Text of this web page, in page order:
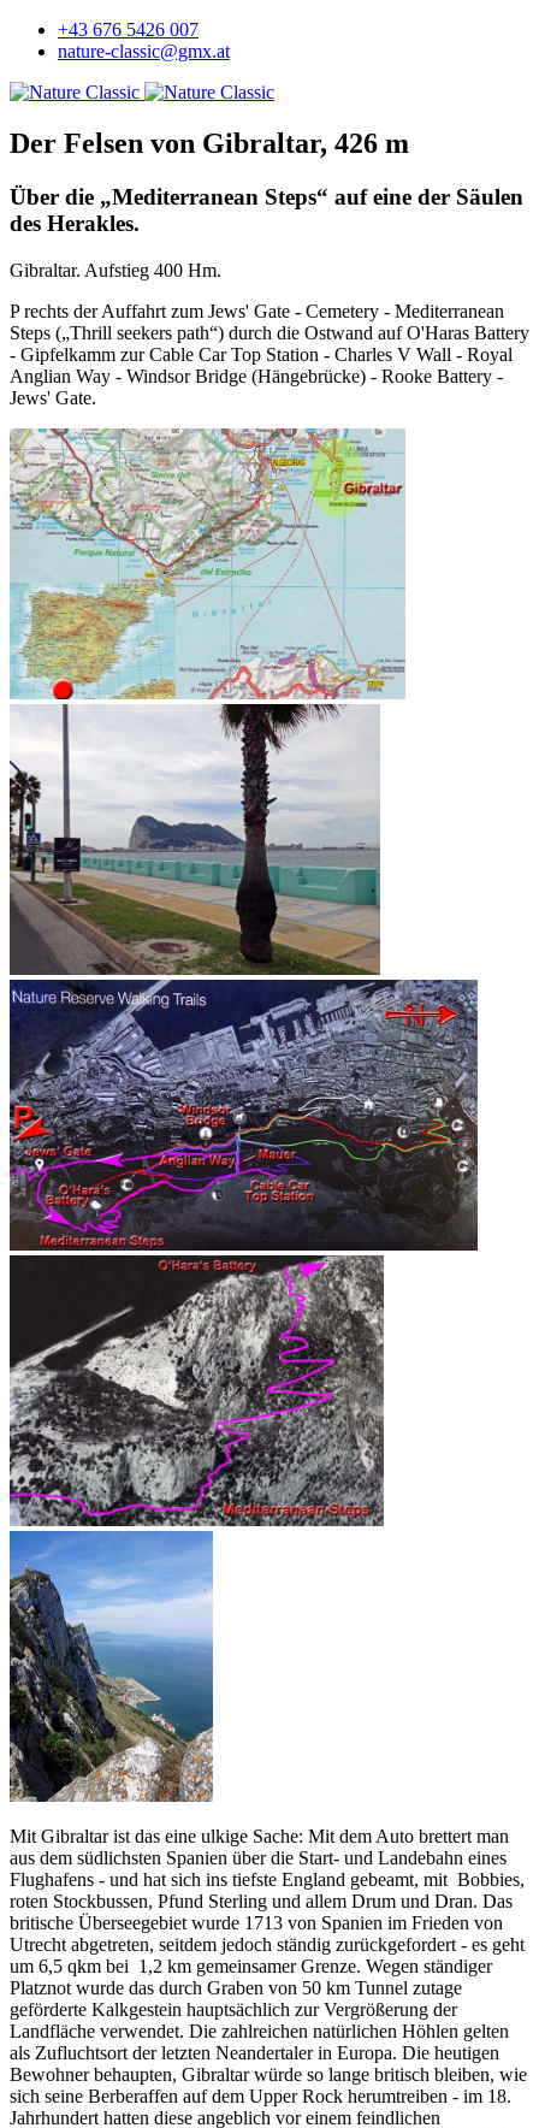
+43 676 5426 007
nature-classic@gmx.at
Der Felsen von Gibraltar, 426 m
Über die „Mediterranean Steps“ auf eine der Säulen
des Herakles.
Gibraltar. Aufstieg 400 Hm.
P rechts der Auffahrt zum Jews' Gate - Cemetery - Mediterranean
Steps („Thrill seekers path“) durch die Ostwand auf O'Haras Battery
- Gipfelkamm zur Cable Car Top Station - Charles V Wall - Royal
Anglian Way - Windsor Bridge (Hängebrücke) - Rooke Battery -
Jews' Gate.
Mit Gibraltar ist das eine ulkige Sache: Mit dem Auto brettert man
aus dem südlichsten Spanien über die Start- und Landebahn eines
Flughafens - und hat sich ins tiefste England gebeamt, mit Bobbies,
roten Stockbussen, Pfund Sterling und allem Drum und Dran. Das
britische Überseegebiet wurde 1713 von Spanien im Frieden von
Utrecht abgetreten, seitdem jedoch ständig zurückgefordert - es geht
um 6,5 qkm bei 1,2 km gemeinsamer Grenze. Wegen ständiger
Platznot wurde das durch Graben von 50 km Tunnel zutage
geförderte Kalkgestein hauptsächlich zur Vergrößerung der
Landfläche verwendet. Die zahlreichen natürlichen Höhlen gelten
als Zufluchtsort der letzten Neandertaler in Europa. Die heutigen
Bewohner behaupten, Gibraltar würde so lange britisch bleiben, wie
sich seine Berberaffen auf dem Upper Rock herumtreiben - im 18.
Jahrhundert hatten diese angeblich vor einem feindlichen